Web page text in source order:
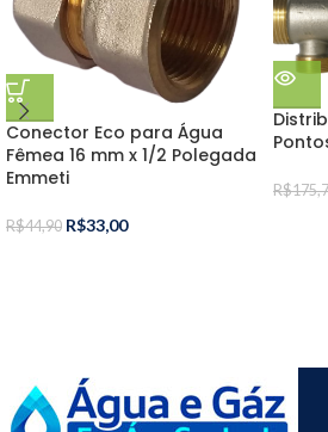
Conector Eco para Água
Fêmea 16 mm x 1/2 Polegada
Emmeti
R$44,90 R$33,00
R$